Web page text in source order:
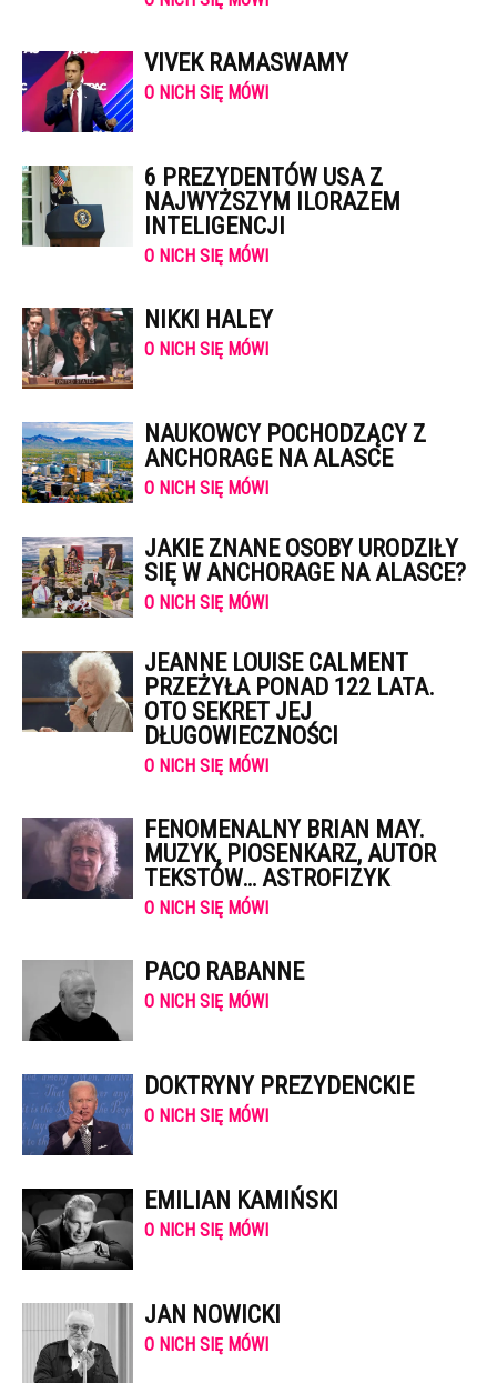
VIVEK RAMASWAMY
O NICH SIĘ MÓWI
6 PREZYDENTÓW USA Z
NAJWYŻSZYM ILORAZEM
INTELIGENCJI
O NICH SIĘ MÓWI
NIKKI HALEY
O NICH SIĘ MÓWI
NAUKOWCY POCHODZĄCY Z
ANCHORAGE NA ALASCE
O NICH SIĘ MÓWI
JAKIE ZNANE OSOBY URODZIŁY
SIĘ W ANCHORAGE NA ALASCE?
O NICH SIĘ MÓWI
JEANNE LOUISE CALMENT
PRZEŻYŁA PONAD 122 LATA.
OTO SEKRET JEJ
DŁUGOWIECZNOŚCI
O NICH SIĘ MÓWI
FENOMENALNY BRIAN MAY.
MUZYK, PIOSENKARZ, AUTOR
TEKSTÓW… ASTROFIZYK
O NICH SIĘ MÓWI
PACO RABANNE
O NICH SIĘ MÓWI
DOKTRYNY PREZYDENCKIE
O NICH SIĘ MÓWI
EMILIAN KAMIŃSKI
O NICH SIĘ MÓWI
JAN NOWICKI
O NICH SIĘ MÓWI